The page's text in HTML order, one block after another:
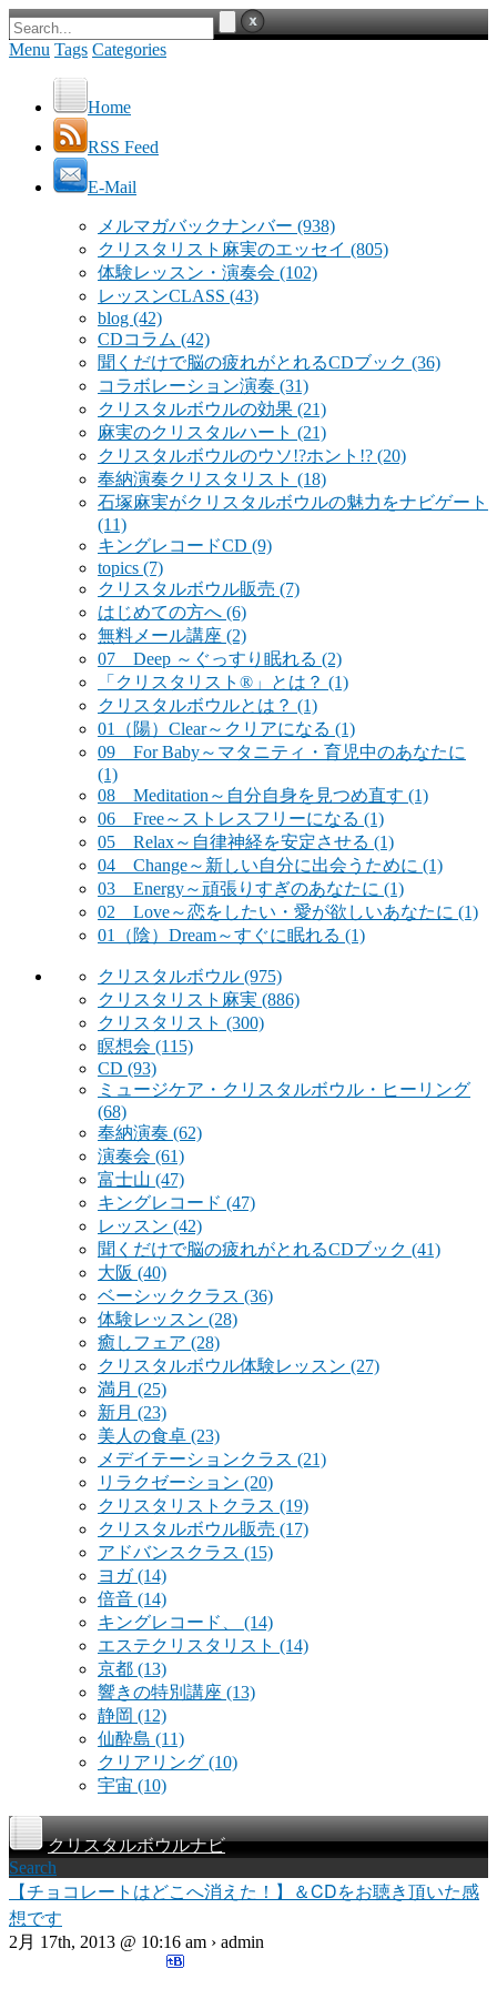
Menu Tags Categories
Home
RSS Feed
E-Mail
メルマガバックナンバー (938)
クリスタリスト麻実のエッセイ (805)
体験レッスン・演奏会 (102)
レッスンCLASS (43)
blog (42)
CDコラム (42)
聞くだけで脳の疲れがとれるCDブック (36)
コラボレーション演奏 (31)
クリスタルボウルの効果 (21)
麻実のクリスタルハート (21)
クリスタルボウルのウソ!?ホント!? (20)
奉納演奏クリスタリスト (18)
石塚麻実がクリスタルボウルの魅力をナビゲート
(11)
キングレコードCD (9)
topics (7)
クリスタルボウル販売 (7)
はじめての方へ (6)
無料メール講座 (2)
07 Deep ～ぐっすり眠れる (2)
「クリスタリスト®」とは？ (1)
クリスタルボウルとは？ (1)
01（陽）Clear～クリアになる (1)
09 For Baby～マタニティ・育児中のあなたに
(1)
08 Meditation～自分自身を見つめ直す (1)
06 Free～ストレスフリーになる (1)
05 Relax～自律神経を安定させる (1)
04 Change～新しい自分に出会うために (1)
03 Energy～頑張りすぎのあなたに (1)
02 Love～恋をしたい・愛が欲しいあなたに (1)
01（陰）Dream～すぐに眠れる (1)
クリスタルボウル (975)
クリスタリスト麻実 (886)
クリスタリスト (300)
瞑想会 (115)
CD (93)
ミュージケア・クリスタルボウル・ヒーリング
(68)
奉納演奏 (62)
演奏会 (61)
富士山 (47)
キングレコード (47)
レッスン (42)
聞くだけで脳の疲れがとれるCDブック (41)
大阪 (40)
ベーシッククラス (36)
体験レッスン (28)
癒しフェア (28)
クリスタルボウル体験レッスン (27)
満月 (25)
新月 (23)
美人の食卓 (23)
メデイテーションクラス (21)
リラクゼーション (20)
クリスタリストクラス (19)
クリスタルボウル販売 (17)
アドバンスクラス (15)
ヨガ(14)
倍音 (14)
キングレコード、 (14)
エステクリスタリスト (14)
京都 (13)
響きの特別講座 (13)
静岡 (12)
仙酔島 (11)
クリアリング (10)
宇宙 (10)
クリスタルボウルナビ
Search
【チョコレートはどこへ消えた！】＆CDをお聴き頂いた感
想です
2月 17th, 2013 @ 10:16 am › admin